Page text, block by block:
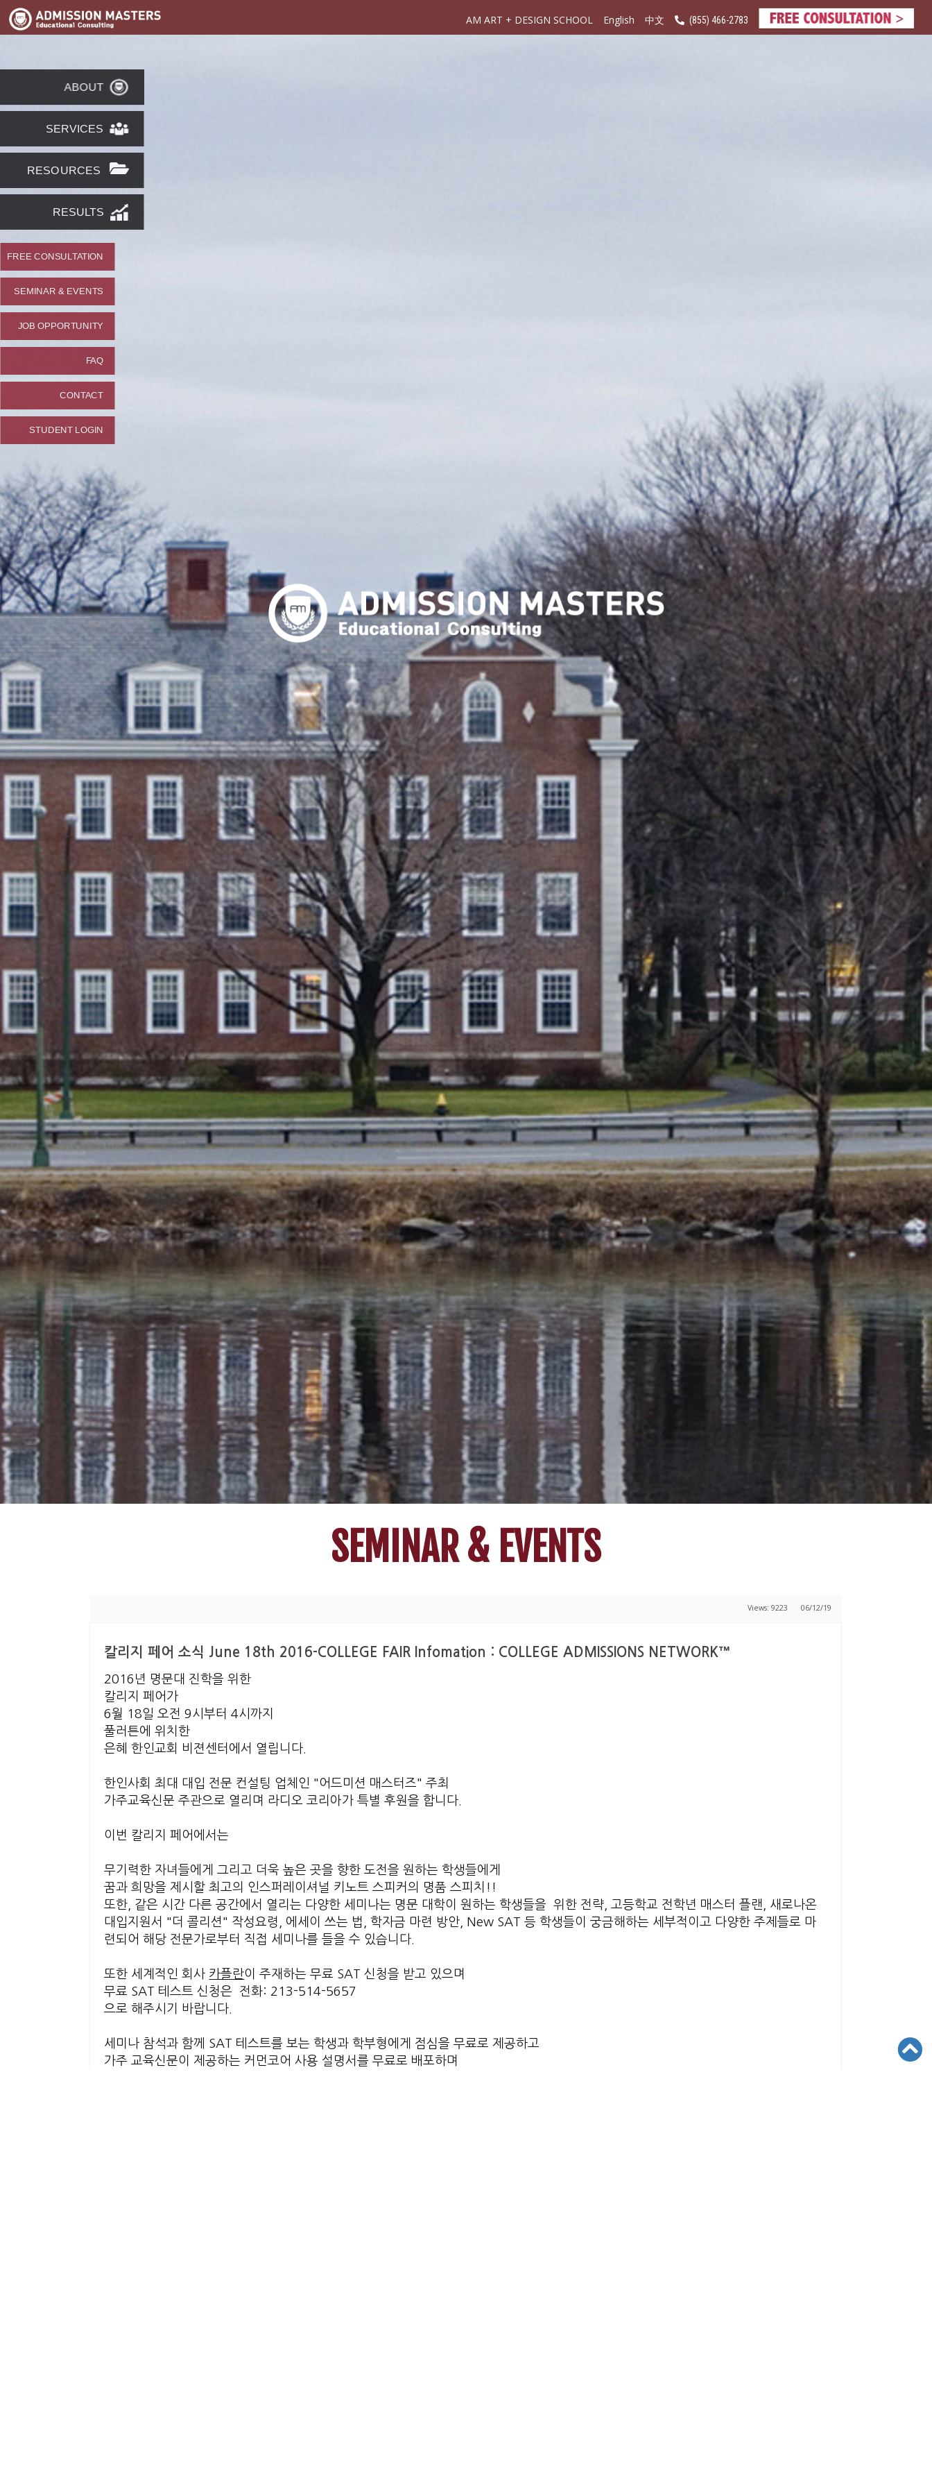
AM ART + DESIGN SCHOOL English 中文 (855) 466-2783
ABOUT
SERVICES
RESOURCES
RESULTS
FREE CONSULTATION
SEMINAR & EVENTS
JOB OPPORTUNITY
FAQ
CONTACT
STUDENT LOGIN
SEMINAR & EVENTS
Views: 9223 06/12/19
칼리지 페어 소식 June 18th 2016-COLLEGE FAIR Infomation : COLLEGE ADMISSIONS NETWORK™
2016년 명문대 진학을 위한
칼리지 페어가
6월 18일 오전 9시부터 4시까지
풀러튼에 위치한
은혜 한인교회 비젼센터에서 열립니다.
한인사회 최대 대입 전문 컨설팅 업체인 "어드미션 매스터즈" 주최
가주교육신문 주관으로 열리며 라디오 코리아가 특별 후원을 합니다.
이번 칼리지 페어에서는
무기력한 자녀들에게 그리고 더욱 높은 곳을 향한 도전을 원하는 학생들에게
꿈과 희망을 제시할 최고의 인스퍼레이셔널 키노트 스피커의 명품 스피치!!
또한, 같은 시간 다른 공간에서 열리는 다양한 세미나는 명문 대학이 원하는 학생들을 위한 전략, 고등학교 전학년 매스터 플랜, 새로나온
대입지원서 "더 콜리션" 작성요령, 에세이 쓰는 법, 학자금 마련 방안, New SAT 등 학생들이 궁금해하는 세부적이고 다양한 주제들로 마
련되어 해당 전문가로부터 직접 세미나를 들을 수 있습니다.
또한 세계적인 회사 카플란이 주재하는 무료 SAT 신청을 받고 있으며
무료 SAT 테스트 신청은 전화: 213-514-5657
으로 해주시기 바랍니다.
세미나 참석과 함께 SAT 테스트를 보는 학생과 학부형에게 점심을 무료로 제공하고
가주 교육신문이 제공하는 커먼코어 사용 설명서를 무료로 배포하며